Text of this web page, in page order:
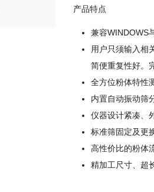
产品特点
兼容WINDOWS
用户只须输入相
简便重复性好。
全方位粉体特性
内置自动振动筛
仪器设计紧凑、
标准筛固定及更
高性价比的粉体
精加工尺寸、超